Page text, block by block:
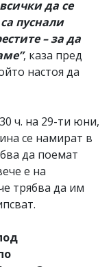
да се
пуснали
– за да
, каза пред
настоя да
ч. на 29-ти юни,
се намират в
да поемат
е на
трябва да им